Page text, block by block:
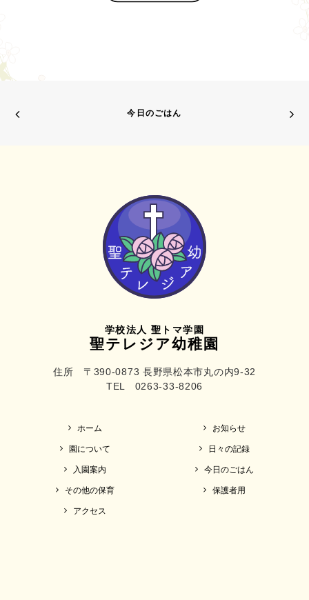
今日のごはん
学校法人 聖トマ学園
聖テレジア幼稚園
住所 〒390-0873 長野県松本市丸の内9-32
TEL 0263-33-8206
ホーム
園について
入園案内
その他の保育
アクセス
お知らせ
日々の記録
今日のごはん
保護者用